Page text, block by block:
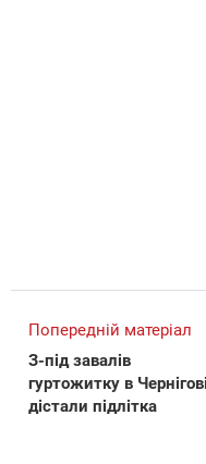
Попередній матеріал
З-під завалів
гуртожитку в Чернігові
дістали підлітка